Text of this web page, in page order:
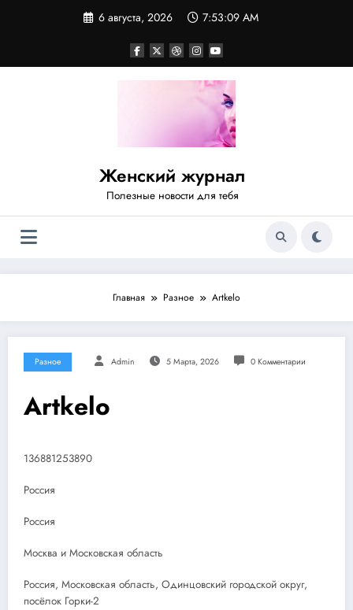
6 августа, 2026 7:53:09 AM
Женский журнал
Полезные новости для тебя
Главная Разное Artkelo
Разное Admin 5 Марта, 2026 0 Комментарии
Artkelo
136881253890
Россия
Россия
Москва и Московская область
Россия, Московская область, Одинцовский городской округ,
посёлок Горки-2